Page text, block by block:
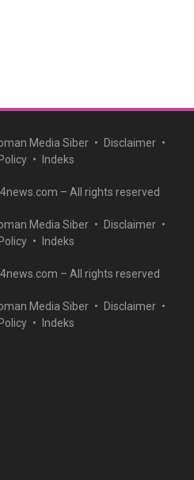
Media Siber
Disclaimer
Indeks
– All rights reserved
Media Siber
Disclaimer
Indeks
– All rights reserved
Media Siber
Disclaimer
Indeks